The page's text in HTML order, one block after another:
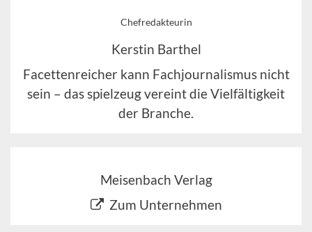
Chefredakteurin
Kerstin Barthel
Facettenreicher kann Fachjournalismus nicht
sein – das spielzeug vereint die Vielfältigkeit
der Branche.
Meisenbach Verlag
Zum Unternehmen